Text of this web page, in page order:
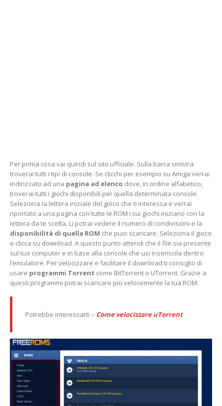
Per prima cosa vai quindi sul sito ufficiale. Sulla barra sinistra
troverai tutti i tipi di console. Se clicchi per esempio su Amiga verrai
indirizzato ad una pagina ad elenco dove, in ordine alfabetico,
troverai tutti i giochi disponibili per quella determinata console.
Seleziona la lettera iniziale del gioco che ti interessa e verrai
riportato a una pagina con tutte le ROM i cui giochi iniziano con la
lettera da te scelta. Li potrai vedere il numero di condivisioni e la
disponibilità di quella ROM che puoi scaricare. Seleziona il gioco
e clicca su download. A questo punto attendi che il file sia presente
sul tuo computer e in base alla console che usi inseriscila dentro
l’emulatore. Per velocizzare e facilitare il download ti consiglio di
usare programmi Torrent come BitTorrent o UTorrent. Grazie a
questi programmi potrai scaricare più velocemente la tua ROM.
Potrebbe interessarti – Come velocizzare uTorrent